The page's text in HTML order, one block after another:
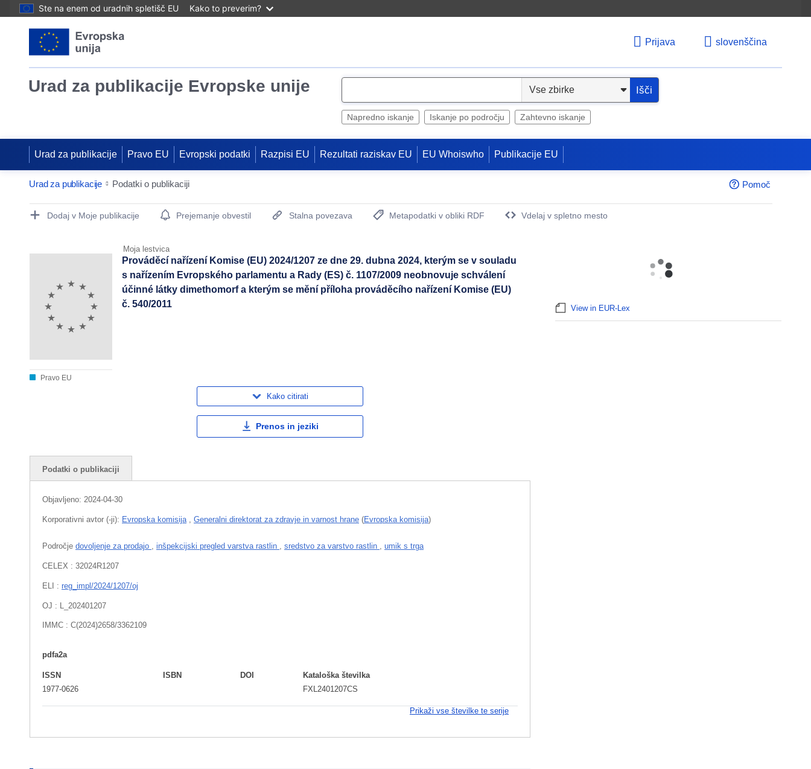
Ste na enem od uradnih spletišč EU Kako to preverim?
Prijava slovenščina
Urad za publikacije Evropske unije
e
Išči
Napredno iskanje Iskanje po področju Zahtevno iskanje
Urad za publikacije Pravo EU Evropski podatki Razpisi EU Rezultati raziskav EU EU Whoiswho Publikacije EU
Urad za publikacije Podatki o publikaciji Pomoč
Publication Detail Actions Portlet
Dodaj v Moje publikacije Prejemanje obvestil Stalna povezava
Metapodatki v obliki RDF
Vdelaj v spletno mesto
Moja lestvica
Pravo EU
Prováděcí nařízení Komise (EU) 2024/1207 ze dne 29. dubna 2024, kterým se v souladu
s nařízením Evropského parlamentu a Rady (ES) č. 1107/2009 neobnovuje schválení
účinné látky dimethomorf a kterým se mění příloha prováděcího nařízení Komise (EU)
č. 540/2011
Kako citirati
Prenos in jeziki
Podatki o publikaciji
Objavljeno: 2024-04-30
Korporativni avtor (-ji): Evropska komisija Generalni direktorat za zdravje in varnost hrane (Evropska komisija)
Področje dovoljenje za prodajo inšpekcijski pregled varstva rastlin sredstvo za varstvo rastlin umik s trga
CELEX : 32024R1207
ELI : reg_impl/2024/1207/oj
OJ : L_202401207
IMMC : C(2024)2658/3362109
pdfa2a
ISSN
1977-0626
ISBN DOI
Kataloška številka
FXL2401207CS
Prikaži vse številke te serije
View in EUR-Lex